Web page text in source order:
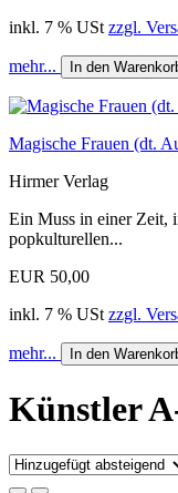
inkl. 7 % USt zzgl.
mehr... In den
Magische Frauen (dt.
Hirmer Verlag
Ein Muss in einer Zeit,
popkulturellen...
EUR 50,00
inkl. 7 % USt zzgl.
mehr... In den
Künstler